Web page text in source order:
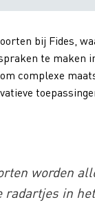
bij Fides,
te maken
complexe
worden
in